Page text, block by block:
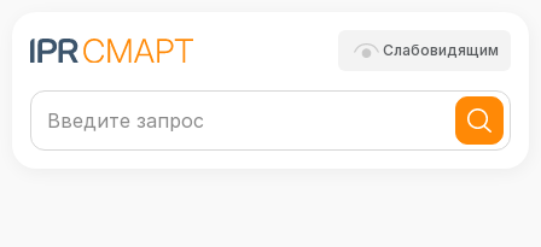
Слабовидящим